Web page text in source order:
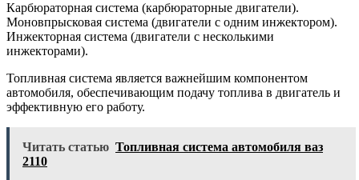
Карбюраторная система (карбюраторные двигатели).
Моновпрысковая система (двигатели с одним инжектором).
Инжекторная система (двигатели с несколькими
инжекторами).
Топливная система является важнейшим компонентом
автомобиля, обеспечивающим подачу топлива в двигатель и
эффективную его работу.
Читать статью Топливная система автомобиля ваз
2110